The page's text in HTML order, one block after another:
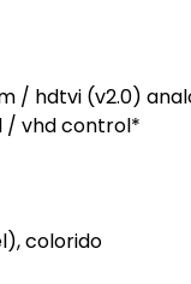
/ hdtvi (v2.0)
/ vhd control*
colorido